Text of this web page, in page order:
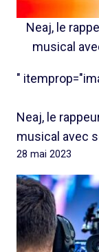
Neaj, le
musical
"
Neaj, le
musical avec
28 mai 2023